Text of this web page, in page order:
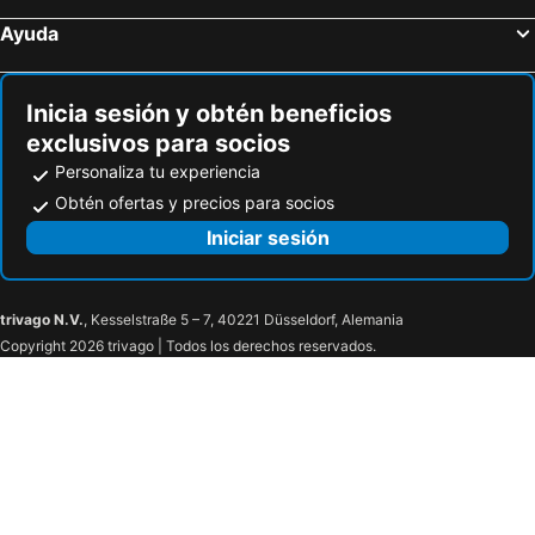
Ayuda
Inicia sesión y obtén beneficios
exclusivos para socios
Personaliza tu experiencia
Obtén ofertas y precios para socios
Iniciar sesión
trivago N.V., Kesselstraße 5 – 7, 40221 Düsseldorf, Alemania
Copyright 2026 trivago | Todos los derechos reservados.